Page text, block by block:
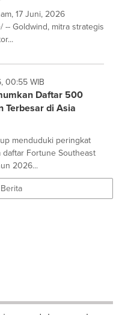
17 Juni, 2026
-- Goldwind, mitra strategis
00:55 WIB
Daftar 500
Terbesar di Asia
menduduki peringkat
daftar Fortune Southeast
2026...